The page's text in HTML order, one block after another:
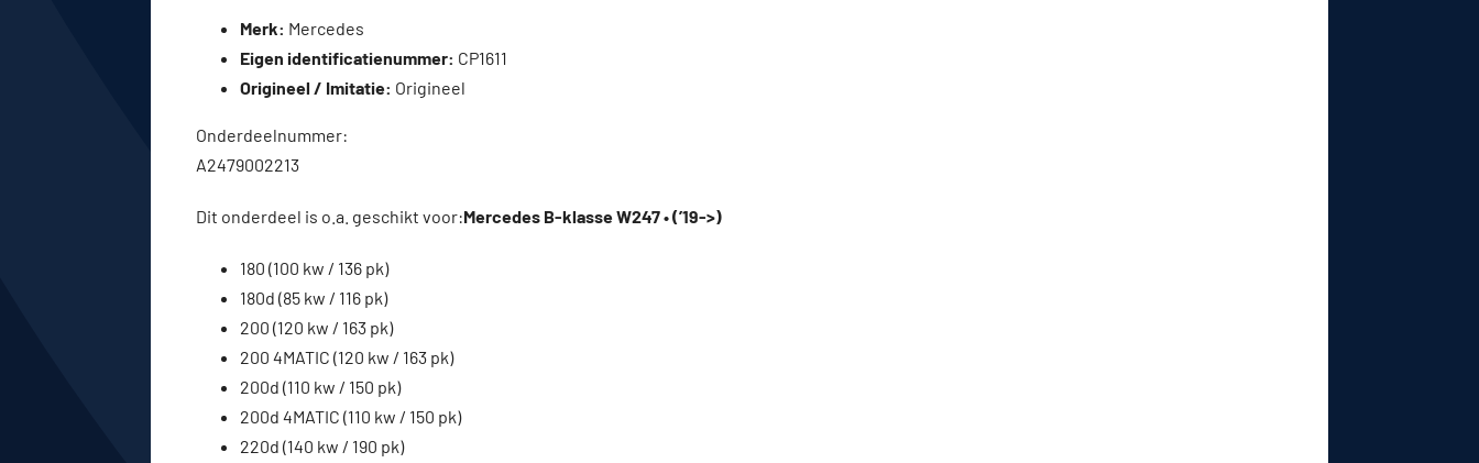
Merk: Mercedes
Eigen identificatienummer: CP1611
Origineel / Imitatie: Origineel
Onderdeelnummer:
A2479002213
Dit onderdeel is o.a. geschikt voor:Mercedes B-klasse W247 • (’19->)
180 (100 kw / 136 pk)
180d (85 kw / 116 pk)
200 (120 kw / 163 pk)
200 4MATIC (120 kw / 163 pk)
200d (110 kw / 150 pk)
200d 4MATIC (110 kw / 150 pk)
220d (140 kw / 190 pk)